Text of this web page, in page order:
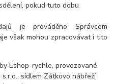
pokud tuto dobu
je prováděno Správcem
však mohou zpracovávat i tito
Eshop-rychle, provozované
sídlem Zátkovo nábřeží